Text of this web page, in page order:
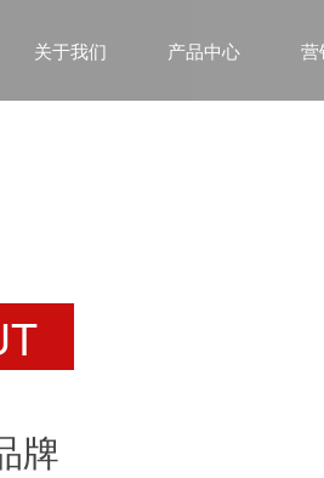
关于我们 产品中心 营
颐顿
牌